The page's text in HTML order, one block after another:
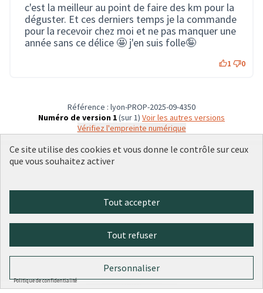
c'est la meilleur au point de faire des km pour la
déguster. Et ces derniers temps je la commande
pour la recevoir chez moi et ne pas manquer une
année sans ce délice 🤩 j'en suis folle🤪
1 0
Référence : lyon-PROP-2025-09-4350
Numéro de version 1(sur 1)
voir les autres versions
Vérifiez l'empreinte numérique
(Lien externe)
(Lien externe)
(Lien externe)
(Lien externe)
(Lien externe)
(Lien externe)Open Source Politics
(Lien externe)
grâce au
(Lien externe)
Licence
(Lien
Ce site utilise des cookies et vous donne le contrôle sur ceux
que vous souhaitez activer
Tout accepter
Tout refuser
Personnaliser
Politique de confidentialité